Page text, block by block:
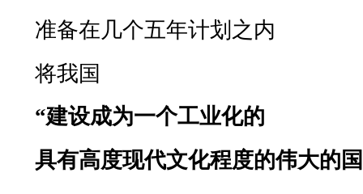
准备在几个五年计划之内
将我国
“建设成为一个工业化的
具有高度现代文化程度的伟大的